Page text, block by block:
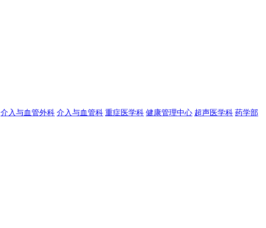
介入与血管外科 介入与血管科 重症医学科 健康管理中心 超声医学科 药学部